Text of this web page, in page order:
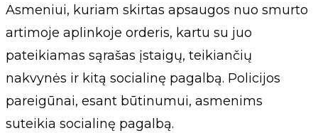
Asmeniui, kuriam skirtas apsaugos nuo smurto
artimoje aplinkoje orderis, kartu su juo
pateikiamas sąrašas įstaigų, teikiančių
nakvynės ir kitą socialinę pagalbą. Policijos
pareigūnai, esant būtinumui, asmenims
suteikia socialinę pagalbą.